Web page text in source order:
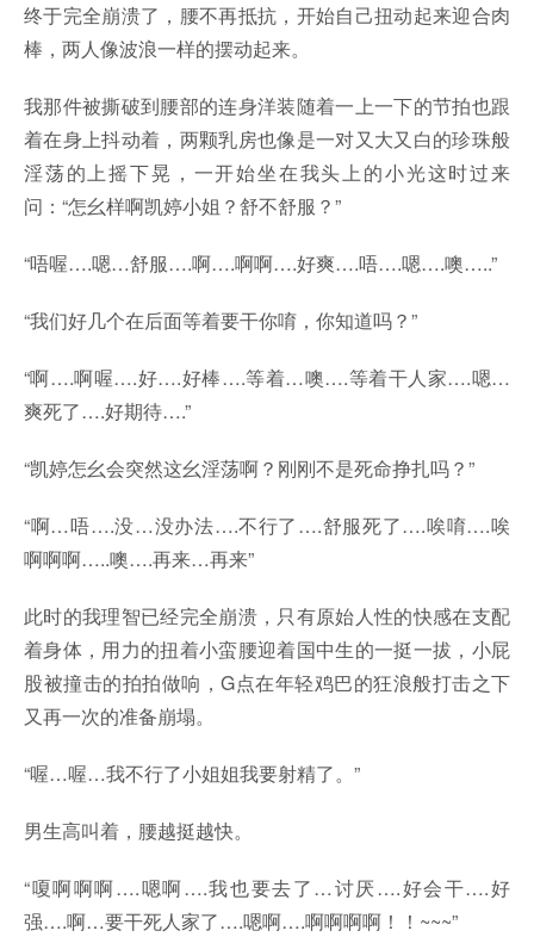
终于完全崩溃了，腰不再抵抗，开始自己扭动起来迎合肉
棒，两人像波浪一样的摆动起来。
我那件被撕破到腰部的连身洋装随着一上一下的节拍也跟
着在身上抖动着，两颗乳房也像是一对又大又白的珍珠般
淫荡的上摇下晃，一开始坐在我头上的小光这时过来
问：“怎幺样啊凯婷小姐？舒不舒服？”
“唔喔….嗯…舒服….啊….啊啊….好爽….唔….嗯….噢…..”
“我们好几个在后面等着要干你唷，你知道吗？”
“啊….啊喔….好….好棒….等着…噢….等着干人家….嗯…
爽死了….好期待….”
“凯婷怎幺会突然这幺淫荡啊？刚刚不是死命挣扎吗？”
“啊…唔….没…没办法….不行了….舒服死了….唉唷….唉
啊啊啊…..噢….再来…再来”
此时的我理智已经完全崩溃，只有原始人性的快感在支配
着身体，用力的扭着小蛮腰迎着国中生的一挺一拔，小屁
股被撞击的拍拍做响，G点在年轻鸡巴的狂浪般打击之下
又再一次的准备崩塌。
“喔…喔…我不行了小姐姐我要射精了。”
男生高叫着，腰越挺越快。
“嗄啊啊啊….嗯啊….我也要去了…讨厌….好会干….好
强….啊…要干死人家了….嗯啊….啊啊啊啊！！~~~”